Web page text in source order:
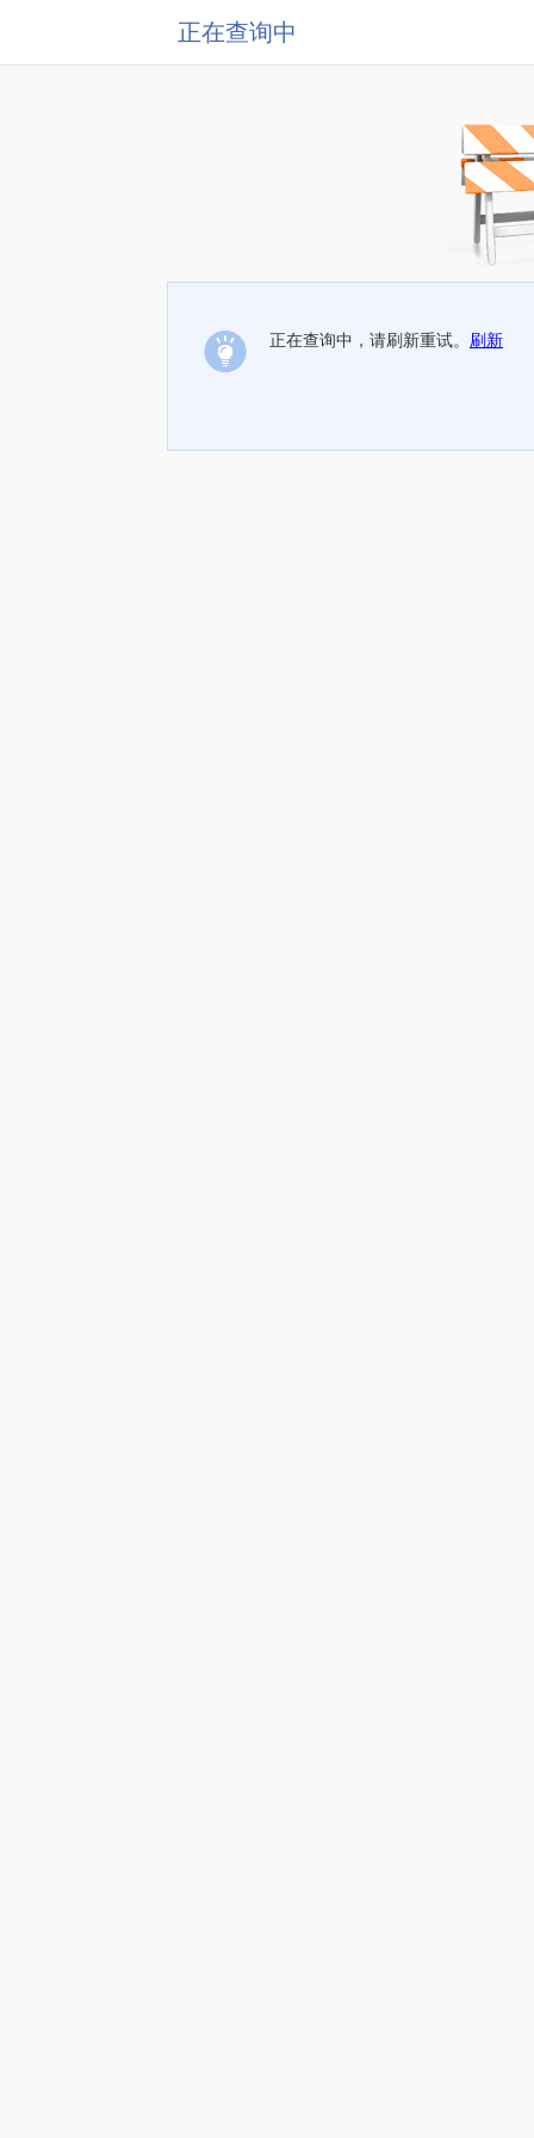
正在查询中
正在查询中，请刷新重试。 刷新